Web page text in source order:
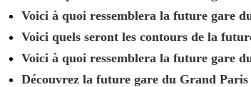
Voici à quoi ressemblera la future gare
Voici quels seront les contours de la
Voici à quoi ressemblera la future gare
Découvrez la future gare du Grand